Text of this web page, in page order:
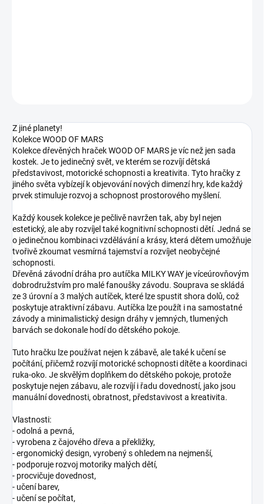
Z jiné planety!
Kolekce WOOD OF MARS
Kolekce dřevěných hraček WOOD OF MARS je víc než jen sada
kostek. Je to jedinečný svět, ve kterém se rozvíjí dětská
představivost, motorické schopnosti a kreativita. Tyto hračky z
jiného světa vybízejí k objevování nových dimenzí hry, kde každý
prvek stimuluje rozvoj a schopnost prostorového myšlení.
Každý kousek kolekce je pečlivě navržen tak, aby byl nejen
estetický, ale aby rozvíjel také kognitivní schopnosti dětí. Jedná se
o jedinečnou kombinaci vzdělávání a krásy, která dětem umožňuje
tvořivě zkoumat vesmírná tajemství a rozvíjet neobyčejné
schopnosti.
Dřevěná závodní dráha pro autíčka MILKY WAY je víceúrovňovým
dobrodružstvím pro malé fanoušky závodu. Souprava se skládá
ze 3 úrovní a 3 malých autíček, které lze spustit shora dolů, což
poskytuje atraktivní zábavu. Autíčka lze použít i na samostatné
závody a minimalistický design dráhy v jemných, tlumených
barvách se dokonale hodí do dětského pokoje.
Tuto hračku lze používat nejen k zábavě, ale také k učení se
počítání, přičemž rozvíjí motorické schopnosti dítěte a koordinaci
ruka-oko. Je skvělým doplňkem do dětského pokoje, protože
poskytuje nejen zábavu, ale rozvíjí i řadu dovedností, jako jsou
manuální dovednosti, obratnost, představivost a kreativita.
Vlastnosti:
- odolná a pevná,
- vyrobena z čajového dřeva a překližky,
- ergonomický design, vyrobený s ohledem na nejmenší,
- podporuje rozvoj motoriky malých dětí,
- procvičuje dovednost,
- učení barev,
- učení se počítat,